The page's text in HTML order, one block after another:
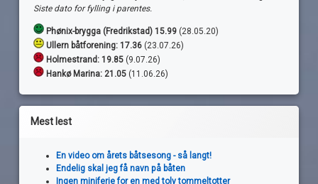
Siste dato for fylling i parentes.
Phønix-brygga (Fredrikstad) 15.99 (28.05.20)
Ullern båtforening: 17.36 (23.07.26)
Holmestrand: 19.85 (9.07.26)
Hankø Marina: 21.05 (11.06.26)
Mest lest
En video om årets båtsesong - så langt!
Endelig skal jeg få navn på båten
Ingen miniferie for en med tolv tommeltotter